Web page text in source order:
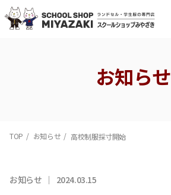
お知らせ
TOP お知らせ 高校制服採寸開始
お知らせ 2024.03.15